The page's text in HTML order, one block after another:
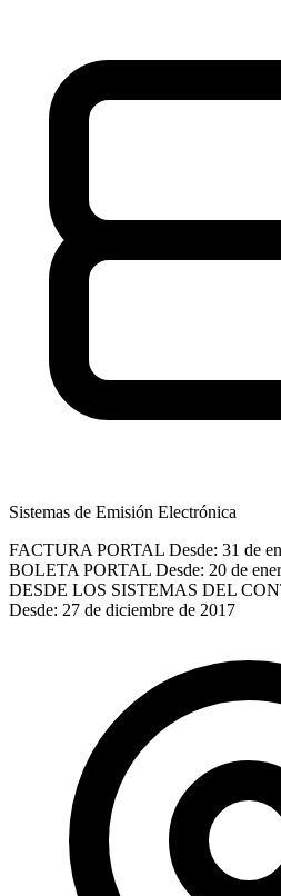
Sistemas de Emisión Electrónica
FACTURA PORTAL Desde: 31 de
BOLETA PORTAL Desde: 20 de
DESDE LOS SISTEMAS DEL
Desde: 27 de diciembre de 2017